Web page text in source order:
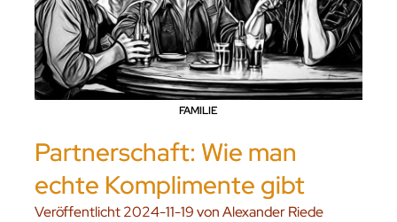
FAMILIE
Partnerschaft: Wie man
echte Komplimente gibt
Veröffentlicht 2024-11-19 von Alexander Riede